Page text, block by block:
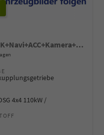
Selection 2.0 TDI DSG 4x4 AHK+Navi+ACC+Kamera+Sitzheiz+eHeck+Chrom+Lodge+GV5
4x4 110kW /